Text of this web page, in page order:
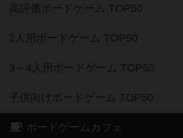
高評価ボードゲーム TOP50
2人用ボードゲーム TOP50
3～4人用ボードゲーム TOP50
子供向けボードゲーム TOP50
ボードゲームカフェ